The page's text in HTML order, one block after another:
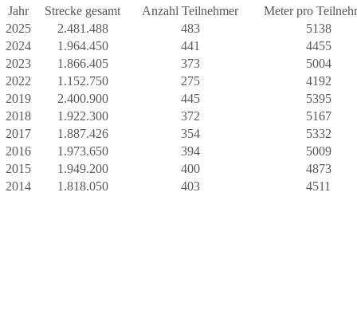
Jahr Strecke gesamt Anzahl Teilnehmer
Meter pro
2025
2.481.488 483
5138
2024
1.964.450 441
4455
2023
1.866.405 373
5004
2022
1.152.750 275
4192
2019
2.400.900 445
5395
2018
1.922.300 372
5167
2017
1.887.426 354
5332
2016
1.973.650 394
5009
2015
1.949.200 400
4873
2014
1.818.050 403 4511